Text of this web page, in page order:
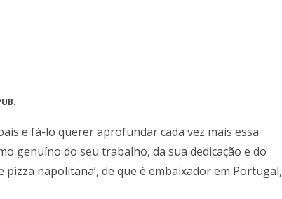
e fá-lo querer aprofundar cada vez mais essa
genuíno do seu trabalho, da sua dedicação e do
napolitana’, de que é embaixador em Portugal,